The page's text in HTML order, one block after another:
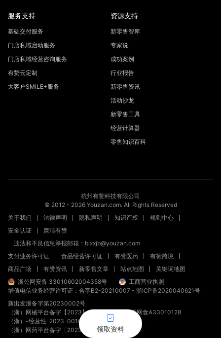
领取资料
服务支持
基础交付服务
门店私域启动服务
门店私域经营咨询服务
有赞云定制
大客户SMILE+服务
资源支持
新零售智库
专家说
成功案例
行业报告
新零售资讯
活动沙龙
新零售工具
经营计算器
零售知识百科
杭州有赞科技有限公司
© 2012 - 2026Youzan.com. All Rights Reserved
关于我们
法律声明 隐私声明 知识产权
规则中心
安全认证
廉洁有赞
违法和不良信息举报邮箱：blxxjb@youzan.com
支付业务许可证
食品经营许可证 有赞医药
有赞跨境
商品广场
有赞资讯 新零售文章 站点地图
关键词地图
浙公网安备 33010602004358号
工商营业执照
增值电信业务经营许可证：合字B2-20210007 - 浙ICP备2020040621号
新出发浙备字第20230002号
（浙）网械平台备字【2023】第00008号
浙网食A33010128
（浙）-经营性-2023-0010
（浙）网药平台备字〔2023〕第000012-000号